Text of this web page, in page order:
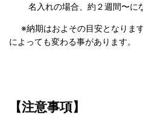
名入れの場合、約２週間〜に
※納期はおよその目安となりま
によっても変わる事があります。
【注意事項】